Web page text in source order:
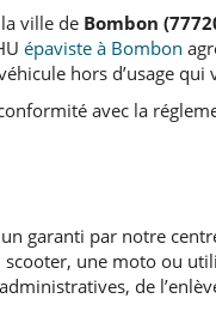
ville de Bombon
épaviste à Bombon
hors d’usage qui
avec la
garanti par notre
une moto ou
de